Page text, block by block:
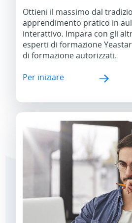
Ottieni il massimo dal
apprendimento pratico in
interattivo. Impara con gli
esperti di formazione
di formazione autorizzati.
Per iniziare